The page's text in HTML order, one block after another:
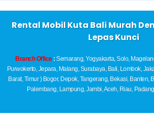
Rental Mobil Kuta Bali Murah
Lepas Kunci
Branch Office : Semarang, Yogyakarta, Solo,
Purwokerto, Jepara, Malang, Surabaya, Bali, Lombok,
Barat, Timur ) Bogor, Depok, Tangerang, Bekasi, Banten,
Palembang, Lampung, Jambi, Aceh, Riau,